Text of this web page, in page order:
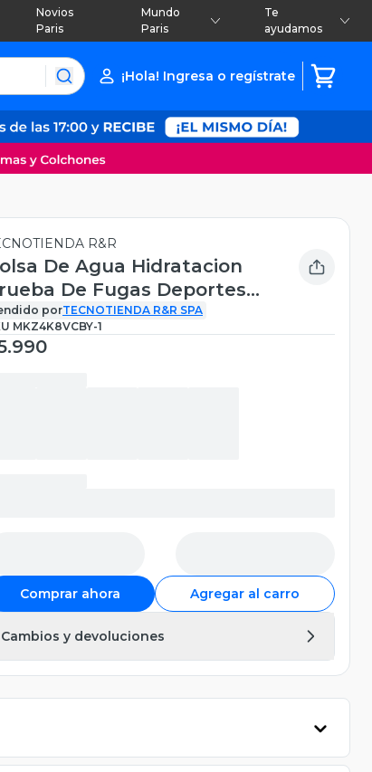
Novios
Paris
Mundo
Paris
Te
ayudamos
¡Hola! Ingresa o regístrate
R&R
De Agua Hidratacion
De Fugas Deportes
porTECNOTIENDA R&R SPA
MKZ4K8VCBY-1
Comprar ahora Agregar al carro
Cambios y devoluciones